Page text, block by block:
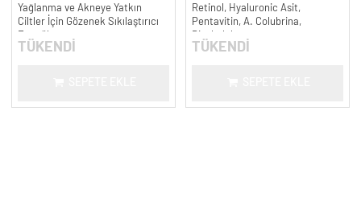
30 ml.
Yağlanma ve Akneye Yatkın
Ciltler İçin Gözenek Sıkılaştırıcı
TÜKENDİ
Retinol, Hyaluronic Asit,
Pentavitin, A. Colubrina,
TÜKENDİ